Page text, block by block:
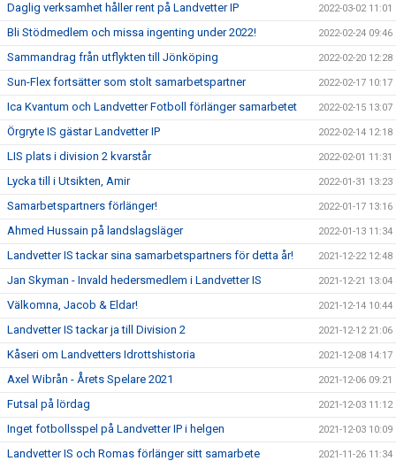
Daglig verksamhet håller rent på Landvetter IP 2022-03-02 11:01
Bli Stödmedlem och missa ingenting under 2022! 2022-02-24 09:46
Sammandrag från utflykten till Jönköping 2022-02-20 12:28
Sun-Flex fortsätter som stolt samarbetspartner 2022-02-17 10:17
Ica Kvantum och Landvetter Fotboll förlänger samarbetet 2022-02-15 13:07
Örgryte IS gästar Landvetter IP 2022-02-14 12:18
LIS plats i division 2 kvarstår 2022-02-01 11:31
Lycka till i Utsikten, Amir 2022-01-31 13:23
Samarbetspartners förlänger! 2022-01-17 13:16
Ahmed Hussain på landslagsläger 2022-01-13 11:34
Landvetter IS tackar sina samarbetspartners för detta år! 2021-12-22 12:48
Jan Skyman - Invald hedersmedlem i Landvetter IS 2021-12-21 13:04
Välkomna, Jacob & Eldar! 2021-12-14 10:44
Landvetter IS tackar ja till Division 2 2021-12-12 21:06
Kåseri om Landvetters Idrottshistoria 2021-12-08 14:17
Axel Wibrån - Årets Spelare 2021 2021-12-06 09:21
Futsal på lördag 2021-12-03 11:12
Inget fotbollsspel på Landvetter IP i helgen 2021-12-03 10:09
Landvetter IS och Romas förlänger sitt samarbete 2021-11-26 11:34